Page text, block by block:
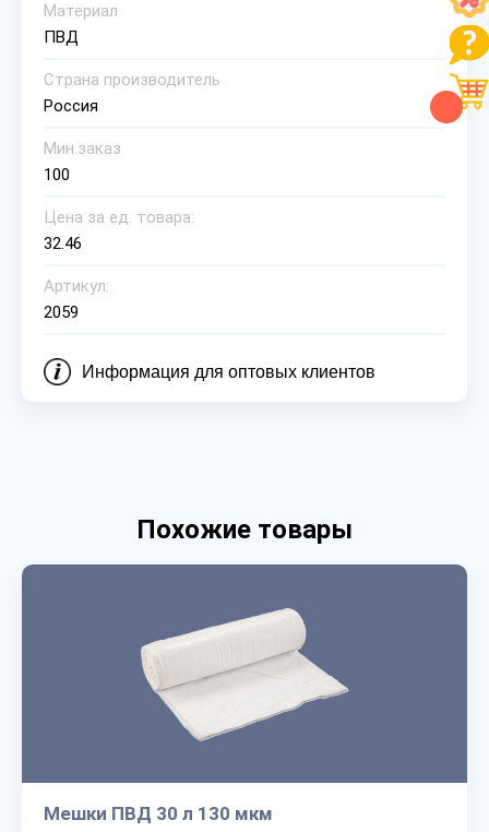
Материал
ПВД
Страна производитель
Россия
Мин.заказ
100
Цена за ед. товара:
32.46
Артикул:
2059
Информация для оптовых клиентов
Похожие товары
Мешки ПВД 30 л 130 мкм